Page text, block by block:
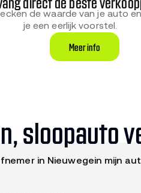
de waarde van je auto
je een eerlijk voorstel.
Meer info
sloopauto
in Nieuwegein mijn